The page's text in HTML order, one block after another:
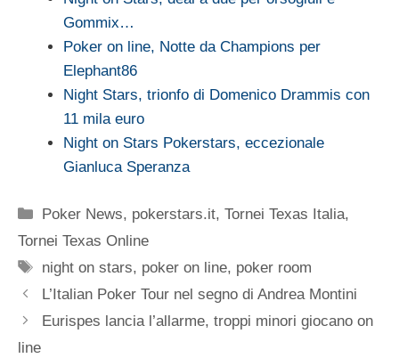
Gommix…
Poker on line, Notte da Champions per
Elephant86
Night Stars, trionfo di Domenico Drammis con
11 mila euro
Night on Stars Pokerstars, eccezionale
Gianluca Speranza
Categorie
Poker News, pokerstars.it,Tornei Texas Italia,
Tornei Texas Online
Tag
night on stars, poker on line, poker room
L’Italian Poker Tour nel segno di Andrea Montini
Eurispes lancia l’allarme, troppi minori giocano on
line